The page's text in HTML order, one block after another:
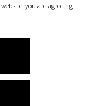
you are agreeing